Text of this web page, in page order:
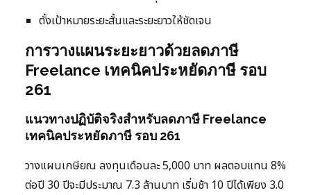
ตั้งเป้าหมายระยะสั้นและระยะยาวให้ชัดเจน
การวางแผนระยะยาวด้วยลดภาษี
Freelance เทคนิคประหยัดภาษี รอบ
261
แนวทางปฏิบัติจริงสำหรับลดภาษี Freelance
เทคนิคประหยัดภาษี รอบ 261
วางแผนเกษียณ ลงทุนเดือนละ 5,000 บาท ผลตอบแทน 8%
ต่อปี 30 ปีจะมีประมาณ 7.3 ล้านบาท เริ่มช้า 10 ปีได้เพียง 3.0